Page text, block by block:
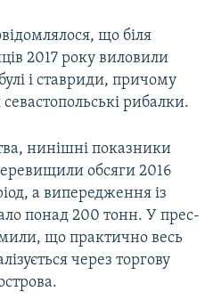
що біля
2017 року виловили
і ставриди, причому
рибалки.
нинішні показники
обсяги 2016
а випередження із
понад 200 тонн. У прес-
що практично весь
через торгову